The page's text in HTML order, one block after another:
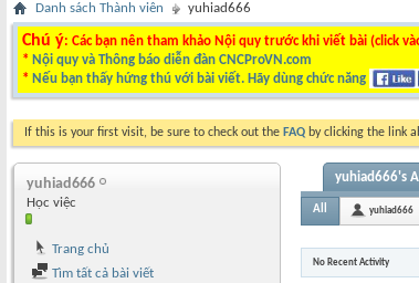
Danh sách Thành viên yuhiad666
Chú ý: Các bạn nên tham khảo Nội quy trước khi viết bài (click
* Nội quy và Thông báo diễn đàn CNCProVN.com
* Nếu bạn thấy hứng thú với bài viết. Hãy dùng chức năng
If this is your first visit, be sure to check out the FAQ by clicking the link
yuhiad666
Học việc
Trang chủ
Tìm tất cả bài viết
yuhiad666's
All yuhiad666
No Recent Activity